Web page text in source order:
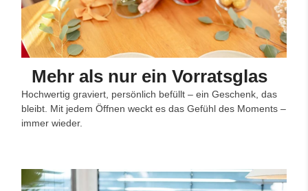
Mehr als nur ein Vorratsglas
Hochwertig graviert, persönlich befüllt – ein Geschenk, das
bleibt. Mit jedem Öffnen weckt es das Gefühl des Moments –
immer wieder.